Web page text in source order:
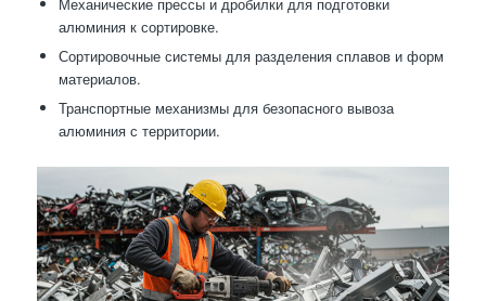
алюминия к сортировке.
Сортировочные системы для разделения сплавов и форм
материалов.
Транспортные механизмы для безопасного вывоза
алюминия с территории.